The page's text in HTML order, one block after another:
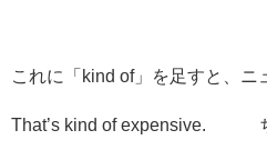
これに「kind of」を足すと、 ニ
That’s kind ofexpensive. ち